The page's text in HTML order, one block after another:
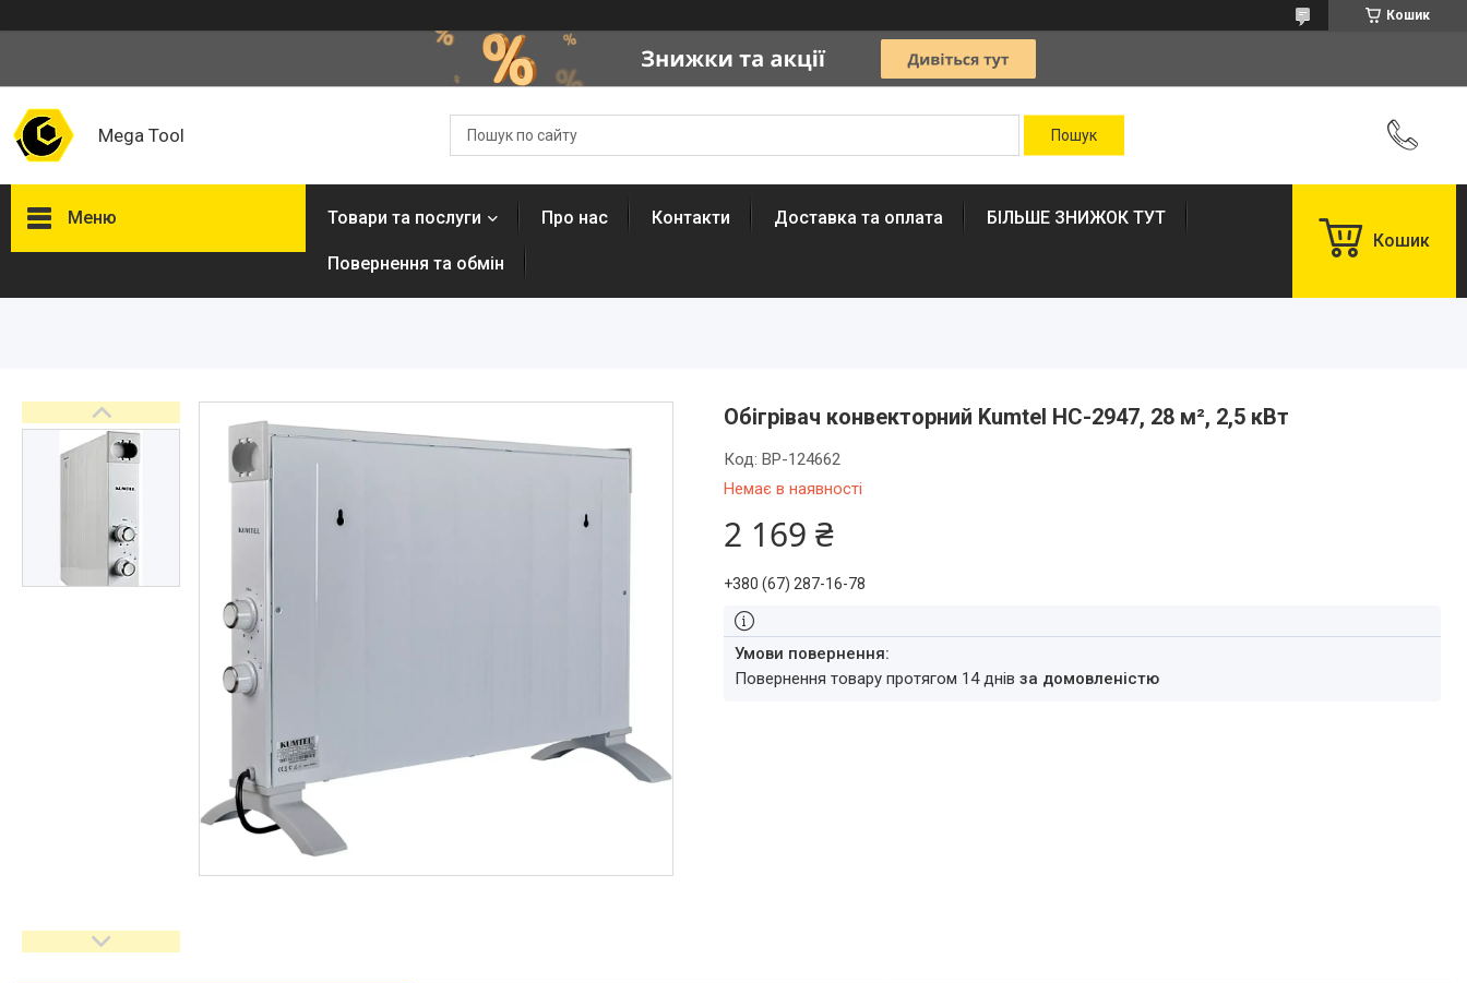
Кошик
Mega Tool
Меню
Енергозабезпечення
Будівельна техніка та
обладнання
Засоби індивідуального
захисту нов
Двигуни бензинові
Ручний інструмент
Пристрої пускозарядні для
Набори гайкових ключів
механізмом (тріскачки)
Товари та послуги Про нас Контакти Доставка та оплата БІЛЬШЕ ЗНИЖОК ТУТ
Повернення та обмін
Кошик
Обігрівач конвекторний Kumtel HC-2947, 28 м², 2,5 кВт
Немає в наявності
Код: BP-124662
2 169 ₴
+380 (67) 287-16-78
повернення товару протягом 14 днів за домовленістю